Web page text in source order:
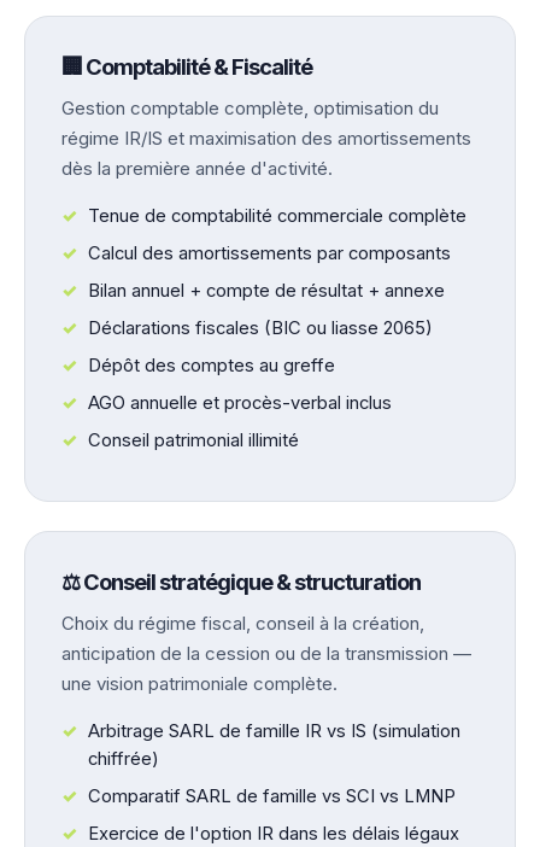
🏢 Comptabilité & Fiscalité
Gestion comptable complète, optimisation du
régime IR/IS et maximisation des amortissements
dès la première année d'activité.
Tenue de comptabilité commerciale complète
Calcul des amortissements par composants
Bilan annuel + compte de résultat + annexe
Déclarations fiscales (BIC ou liasse 2065)
Dépôt des comptes au greffe
AGO annuelle et procès-verbal inclus
Conseil patrimonial illimité
⚖️ Conseil stratégique & structuration
Choix du régime fiscal, conseil à la création,
anticipation de la cession ou de la transmission —
une vision patrimoniale complète.
Arbitrage SARL de famille IR vs IS (simulation
chiffrée)
Comparatif SARL de famille vs SCI vs LMNP
Exercice de l'option IR dans les délais légaux